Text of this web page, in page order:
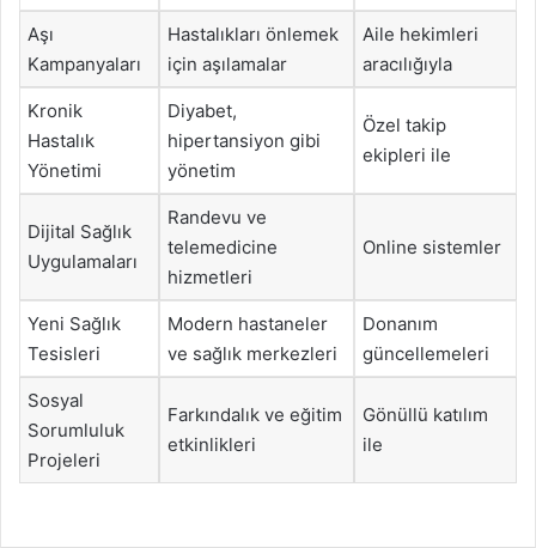
Aşı
Kampanyaları
Hastalıkları önlemek
için aşılamalar
Aile hekimleri
aracılığıyla
Kronik
Hastalık
Yönetimi
Diyabet,
hipertansiyon gibi
yönetim
Özel takip
ekipleri ile
Dijital Sağlık
Uygulamaları
Randevu ve
telemedicine
hizmetleri
Online sistemler
Yeni Sağlık
Tesisleri
Modern hastaneler
ve sağlık merkezleri
Donanım
güncellemeleri
Sosyal
Sorumluluk
Projeleri
Farkındalık ve eğitim
etkinlikleri
Gönüllü katılım
ile